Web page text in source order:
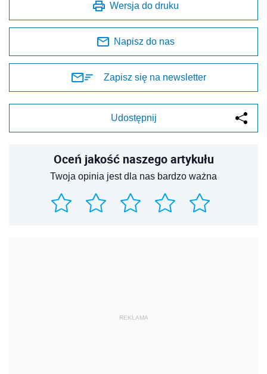
Wersja do druku
Napisz do nas
Zapisz się na newsletter
Udostępnij
Oceń jakość naszego artykułu
Twoja opinia jest dla nas bardzo ważna
REKLAMA